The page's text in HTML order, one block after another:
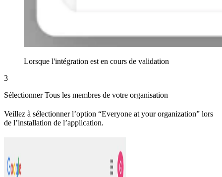
Lorsque l'intégration est en cours de validation
3
Sélectionner Tous les membres de votre organisation
Veillez à sélectionner l’option “Everyone at your organization” lors
de l’installation de l’application.